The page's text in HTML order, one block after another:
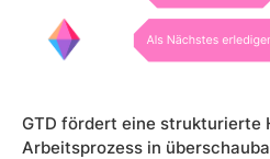
GTD fördert eine strukturierte
Arbeitsprozess in